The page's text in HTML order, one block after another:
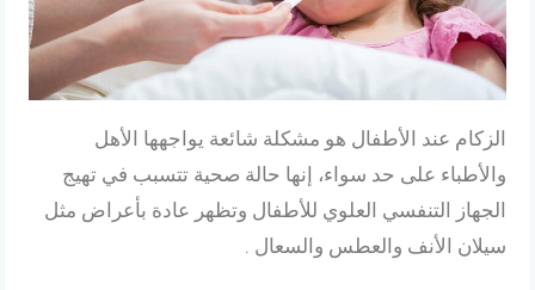
الزكام عند الأطفال هو مشكلة شائعة يواجهها الأهل
والأطباء على حد سواء، إنها حالة صحية تتسبب في تهيج
الجهاز التنفسي العلوي للأطفال وتظهر عادة بأعراض مثل
سيلان الأنف والعطس والسعال .